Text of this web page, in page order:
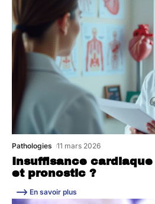
Insuffisance
et pronostic ?
Pathologies 11 mars 2026
En savoir plus